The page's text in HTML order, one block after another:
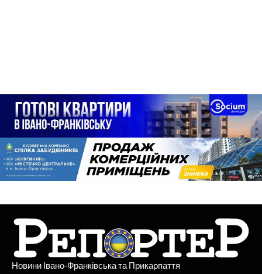
Новини Івано-Франківська та Прикарпаття